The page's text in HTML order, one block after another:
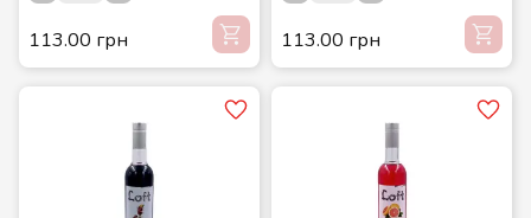
113.00 грн
113.00 грн